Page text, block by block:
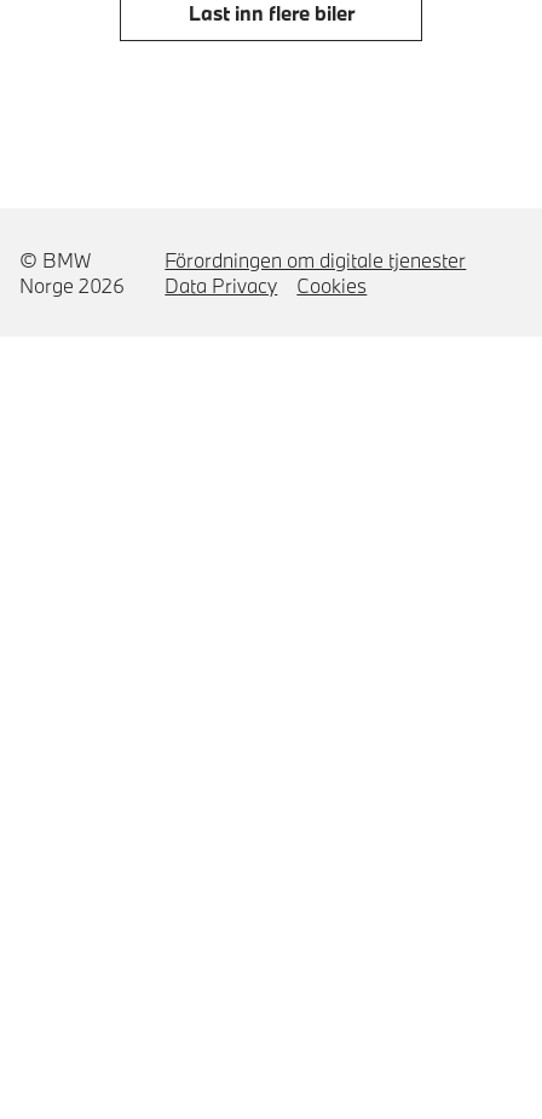
Last inn flere biler
© BMW
Norge 2026
Förordningen om digitale tjenester
Data Privacy
Cookies